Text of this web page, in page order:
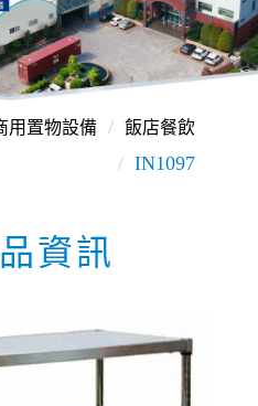
用置物設備 飯店餐飲
IN1097
資訊